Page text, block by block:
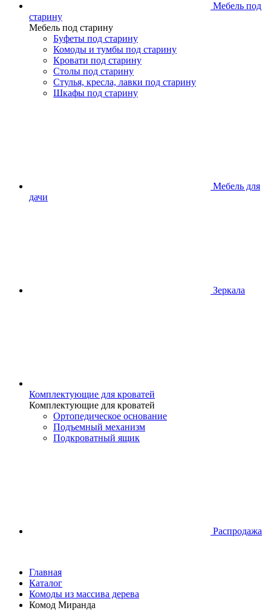
Мебель под
старину
Мебель под старину
Буфеты под старину
Комоды и тумбы под старину
Кровати под старину
Столы под старину
Стулья, кресла, лавки под старину
Шкафы под старину
Мебель для
дачи
Зеркала
Комплектующие для кроватей
Комплектующие для кроватей
Ортопедическое основание
Подъемный механизм
Подкроватный ящик
Распродажа
Главная
Каталог
Комоды из массива дерева
Комод Миранда